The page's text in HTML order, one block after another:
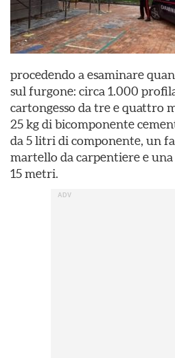
procedendo a esaminare
sul furgone: circa 1.000
cartongesso da tre e quattro
25 kg di bicomponente
da 5 litri di componente, un
martello da carpentiere e
15 metri.